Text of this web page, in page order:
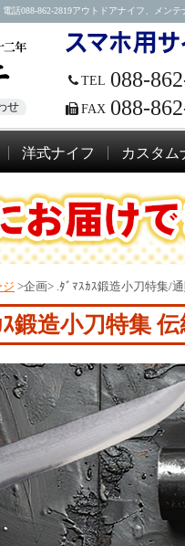
088-862-2819アウトドアナイフ、メ
せ
TEL 088-
FAX 088-
洋式ナイフ カスタム
ジ >企画> .ﾀﾞﾏｽｶｽ鍛造小刀特集/
ｽ鍛造小刀特集